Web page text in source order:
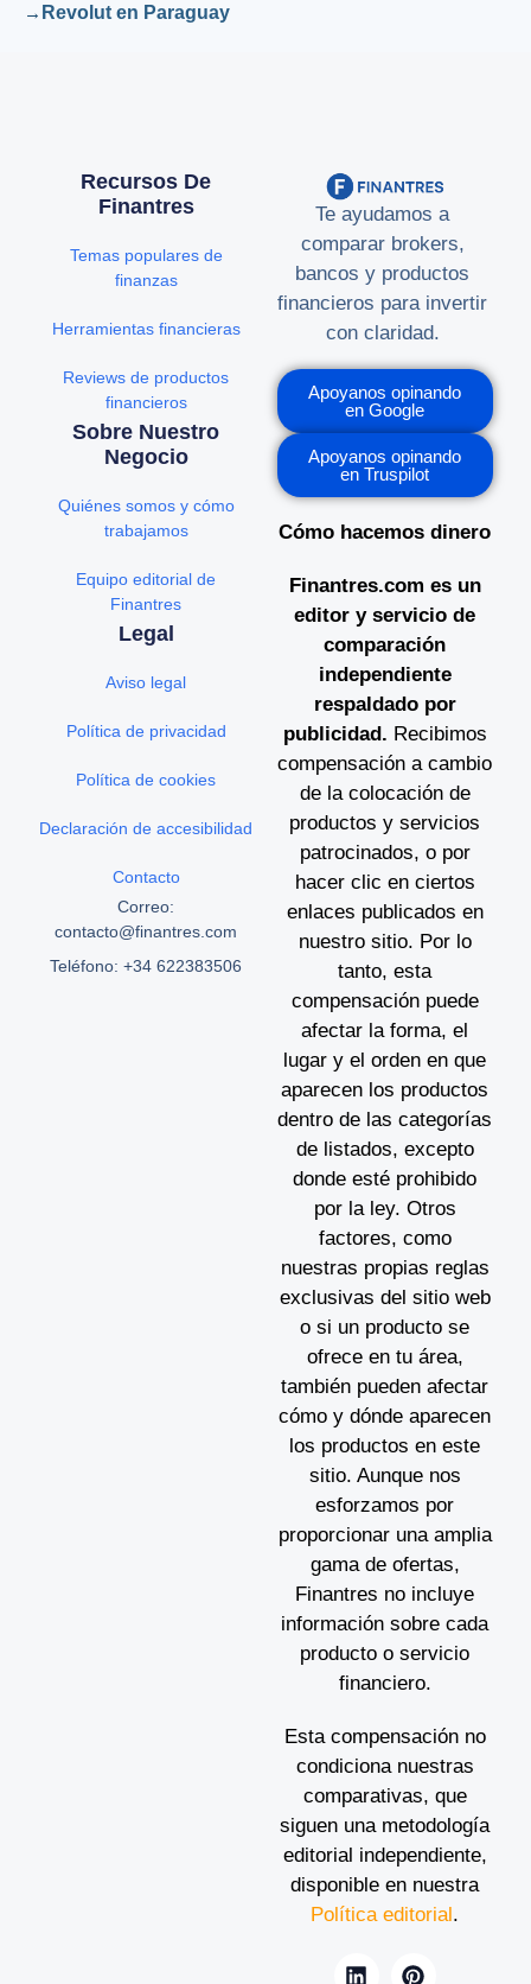
Revolut en Paraguay
Te ayudamos a
comparar brokers,
bancos y productos
financieros para invertir
con claridad.
Apoyanos opinando
en Google
Apoyanos opinando
en Truspilot
Cómo hacemos dinero
Finantres.com es un
editor y servicio de
comparación
independiente
respaldado por
publicidad. Recibimos
compensación a cambio
de la colocación de
productos y servicios
patrocinados, o por
hacer clic en ciertos
enlaces publicados en
nuestro sitio. Por lo
tanto, esta
compensación puede
afectar la forma, el
lugar y el orden en que
aparecen los productos
dentro de las categorías
de listados, excepto
donde esté prohibido
por la ley. Otros
factores, como
nuestras propias reglas
exclusivas del sitio web
o si un producto se
ofrece en tu área,
también pueden afectar
cómo y dónde aparecen
los productos en este
sitio. Aunque nos
esforzamos por
proporcionar una amplia
gama de ofertas,
Finantres no incluye
información sobre cada
producto o servicio
financiero.
Esta compensación no
condiciona nuestras
comparativas, que
siguen una metodología
editorial independiente,
disponible en nuestra
Política editorial .
Recursos De
Finantres
Temas populares de
finanzas
Herramientas financieras
Reviews de productos
financieros
Sobre Nuestro
Negocio
Quiénes somos y cómo
trabajamos
Equipo editorial de
Finantres
Legal
Aviso legal
Política de privacidad
Política de cookies
Declaración de accesibilidad
Contacto
Correo:
contacto@finantres.com
Teléfono: +34 622383506